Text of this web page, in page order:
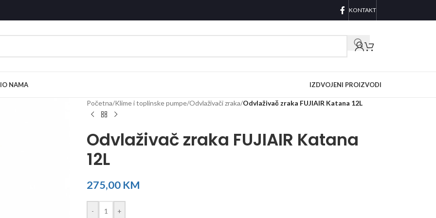
KONTAKT
O NAMA IZDVOJENI PROIZVODI
Početna/Klime i toplinske pumpe/Odvlaživači zraka/Odvlaživač zraka FUJIAIR Katana 12L
Odvlaživač zraka FUJIAIR Katana
12L
275,00 KM
- +